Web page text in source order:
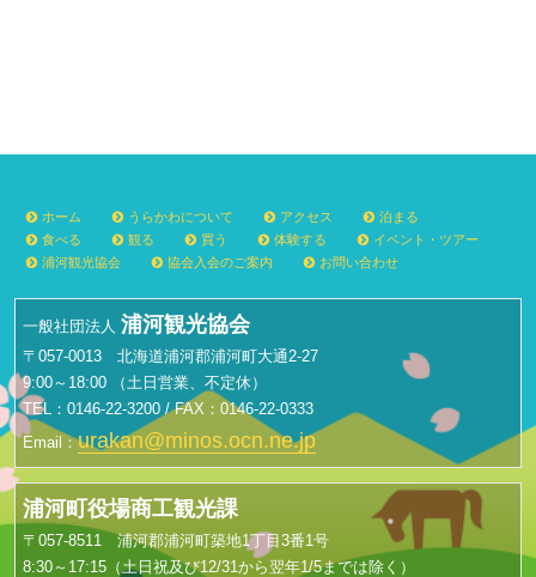
ホーム うらかわについて アクセス
泊まる
食べる
観る 買う 体験する
イベント・ツアー
浦河観光協会
協会入会のご案内 お問い合わせ
一般社団法人 浦河観光協会
〒057-0013 北海道浦河郡浦河町大通2-27
9:00～18:00 （土日営業、不定休）
TEL：0146-22-3200 / FAX：0146-22-0333
Email：urakan@minos.ocn.ne.jp
浦河町役場商工観光課
〒057-8511 浦河郡浦河町築地1丁目3番1号
8:30～17:15（土日祝及び12/31から翌年1/5までは除く）